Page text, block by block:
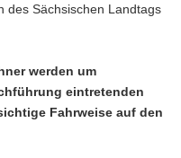
des Sächsischen Landtags
werden um
eintretenden
Fahrweise auf den